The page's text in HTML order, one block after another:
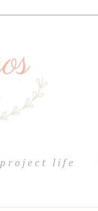
project life